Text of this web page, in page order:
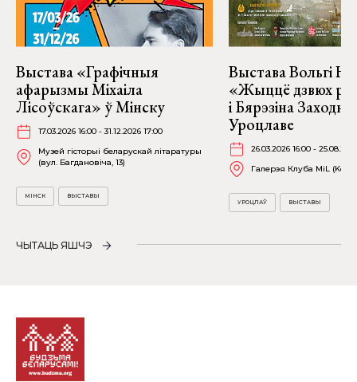
Выстава «Графічныя
афарызмы Міхаіла
Лісоўскага» ў Мінску
17.03.2026 16:00 - 31.12.2026 17:00
Музей гісторыі беларускай літаратуры
(вул. Багдановіча, 13)
МІНСК ВЫСТАВЫ
Выстава Вольгі
«Жыццё дзвюх
і Бярэзіна
Уроцлаве
26.03.2026 16:00 -
Галерэя Клуба MiL
УРОЦЛАЎ ВЫСТАВЫ
ЧЫТАЦЬ ЯШЧЭ